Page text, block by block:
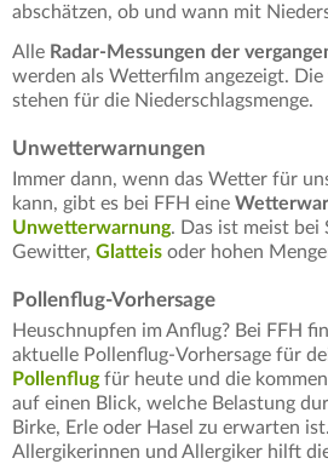
abschätzen, ob und wann mit
Alle Radar-Messungen der
werden als Wetterfilm angezeigt. Die
stehen für die Niederschlagsmenge.
Unwetterwarnungen
Immer dann, wenn das Wetter für
kann, gibt es bei FFH eine
Unwetterwarnung. Das ist meist bei
Gewitter, Glatteis oder hohen
Pollenflug-Vorhersage
Heuschnupfen im Anflug? Bei FFH
aktuelle Pollenflug-Vorhersage für
Pollenflugfür heute und die
auf einen Blick, welche Belastung
Birke, Erle oder Hasel zu erwarten
Allergikerinnen und Allergiker hilft